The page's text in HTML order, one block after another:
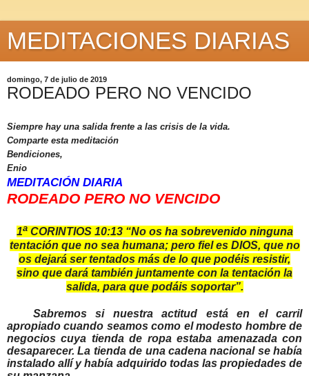
MEDITACIONES DIARIAS
domingo, 7 de julio de 2019
RODEADO PERO NO VENCIDO
Siempre hay una salida frente a las crisis de la vida.
Comparte esta meditación
Bendiciones,
Enio
MEDITACIÓN DIARIA
RODEADO PERO NO VENCIDO
1aCORINTIOS 10:13 “No os ha sobrevenido ninguna
tentación que no sea humana; pero fiel es DIOS, que no
os dejará ser tentados más de lo que podéis resistir,
sino que dará también juntamente con la tentación la
salida, para que podáis soportar”.
Sabremos si nuestra actitud está en el carril
apropiado cuando seamos como el modesto hombre de
negocios cuya tienda de ropa estaba amenazada con
desaparecer. La tienda de una cadena nacional se había
instalado allí y había adquirido todas las propiedades de